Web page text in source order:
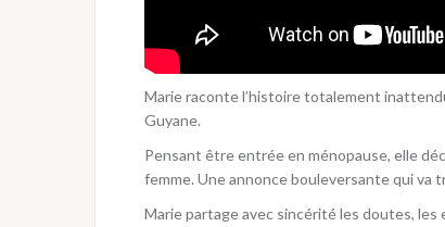
Marie raconte l’histoire totalement
Guyane.
Pensant être entrée en ménopause, elle
femme. Une annonce bouleversante qui va
Marie partage avec sincérité les doutes, les